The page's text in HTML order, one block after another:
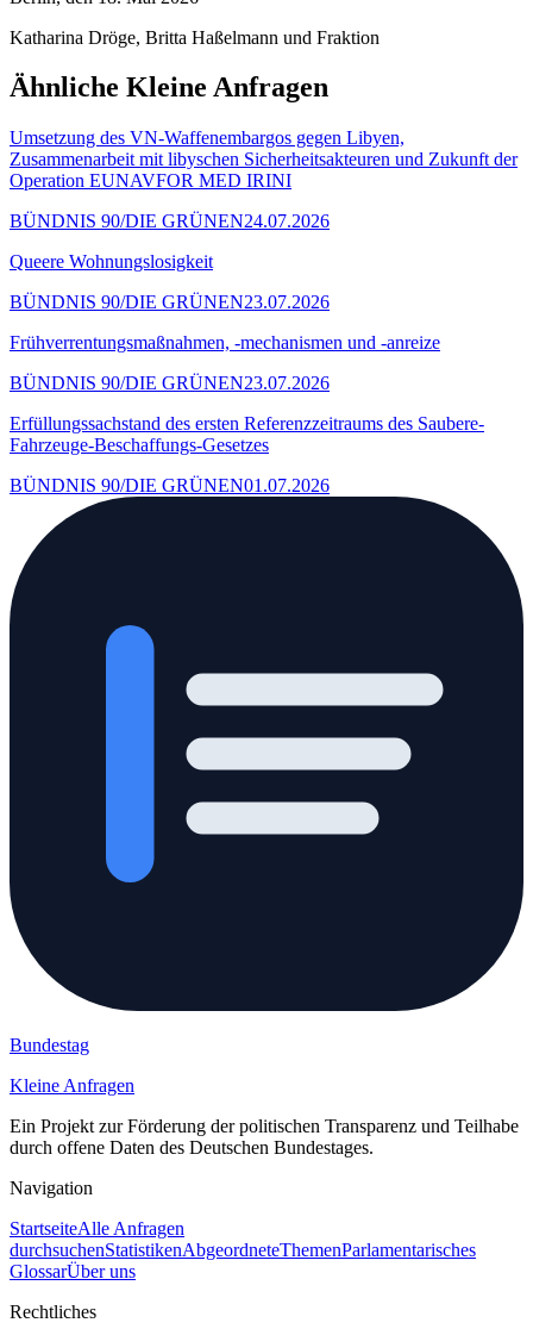
Katharina Dröge, Britta Haßelmann und Fraktion
Ähnliche Kleine Anfragen
Umsetzung des VN-Waffenembargos gegen Libyen,
Zusammenarbeit mit libyschen Sicherheitsakteuren und Zukunft der
Operation EUNAVFOR MED IRINI
BÜNDNIS 90/DIE GRÜNEN24.07.2026
Queere Wohnungslosigkeit
BÜNDNIS 90/DIE GRÜNEN23.07.2026
Frühverrentungsmaßnahmen, -mechanismen und -anreize
BÜNDNIS 90/DIE GRÜNEN23.07.2026
Erfüllungssachstand des ersten Referenzzeitraums des Saubere-
Fahrzeuge-Beschaffungs-Gesetzes
BÜNDNIS 90/DIE GRÜNEN01.07.2026
Bundestag
Kleine Anfragen
Ein Projekt zur Förderung der politischen Transparenz und Teilhabe
durch offene Daten des Deutschen Bundestages.
Navigation
StartseiteAlle Anfragen
durchsuchenStatistikenAbgeordneteThemenParlamentarisches
GlossarÜber uns
Rechtliches